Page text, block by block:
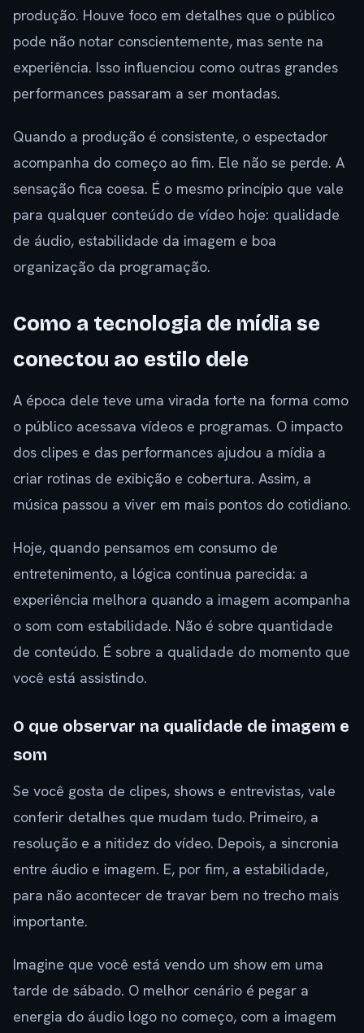
produção. Houve foco em detalhes que o público
pode não notar conscientemente, mas sente na
experiência. Isso influenciou como outras grandes
performances passaram a ser montadas.
Quando a produção é consistente, o espectador
acompanha do começo ao fim. Ele não se perde. A
sensação fica coesa. É o mesmo princípio que vale
para qualquer conteúdo de vídeo hoje: qualidade
de áudio, estabilidade da imagem e boa
organização da programação.
Como a tecnologia de mídia se
conectou ao estilo dele
A época dele teve uma virada forte na forma como
o público acessava vídeos e programas. O impacto
dos clipes e das performances ajudou a mídia a
criar rotinas de exibição e cobertura. Assim, a
música passou a viver em mais pontos do cotidiano.
Hoje, quando pensamos em consumo de
entretenimento, a lógica continua parecida: a
experiência melhora quando a imagem acompanha
o som com estabilidade. Não é sobre quantidade
de conteúdo. É sobre a qualidade do momento que
você está assistindo.
O que observar na qualidade de imagem e
som
Se você gosta de clipes, shows e entrevistas, vale
conferir detalhes que mudam tudo. Primeiro, a
resolução e a nitidez do vídeo. Depois, a sincronia
entre áudio e imagem. E, por fim, a estabilidade,
para não acontecer de travar bem no trecho mais
importante.
Imagine que você está vendo um show em uma
tarde de sábado. O melhor cenário é pegar a
energia do áudio logo no começo, com a imagem